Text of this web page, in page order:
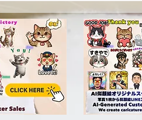
第8章 ジオラマ食堂の歴史
第8章 移転と新たな挑戦 2025年
4月。 ジオラマ食堂は新施設へ移
転。 旧施設から約30メートルほ
どの移動でしたが、その意味は非
常に大きいものでした。 新施設